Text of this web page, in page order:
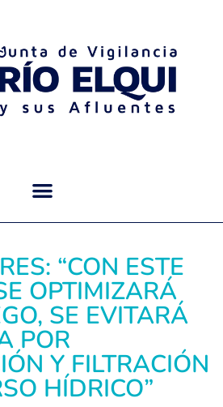
“CON ESTE
OPTIMIZARÁ
SE EVITARÁ
POR
Y FILTRACIÓN
HÍDRICO”